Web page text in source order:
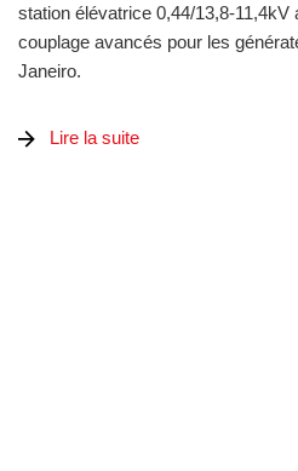
station élévatrice 0,44/13,8-
couplage avancés pour les
Janeiro.
Lire la suite